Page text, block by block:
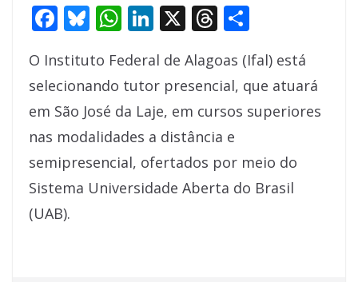
F
e
b
o
o
k
Bl
e
sk
y
W
at
s
A
p
p
Li
k
e
dI
n
X T
re
a
d
s
ar
e
O Instituto Federal de Alagoas (Ifal) está
selecionando tutor presencial, que atuará
em São José da Laje, em cursos superiores
nas modalidades a distância e
semipresencial, ofertados por meio do
Sistema Universidade Aberta do Brasil
(UAB).